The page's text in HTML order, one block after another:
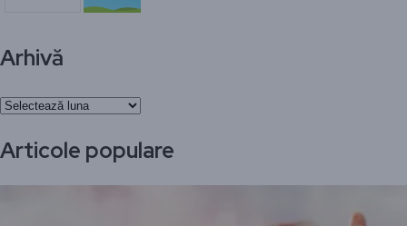
Arhivă
Arhivă
Articole populare